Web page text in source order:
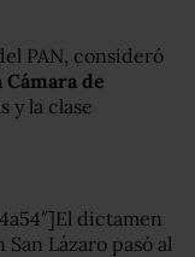
PAN, consideró
de
y la clase
dictamen
Lázaro pasó al